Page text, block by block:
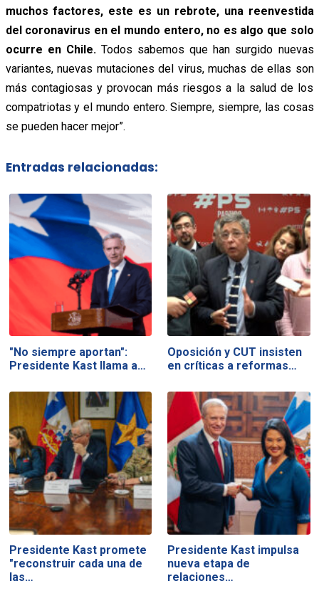
muchos factores, este es un rebrote, una reenvestida
del coronavirus en el mundo entero, no es algo que solo
ocurre en Chile. Todos sabemos que han surgido nuevas
variantes, nuevas mutaciones del virus, muchas de ellas son
más contagiosas y provocan más riesgos a la salud de los
compatriotas y el mundo entero. Siempre, siempre, las cosas
se pueden hacer mejor”.
Entradas relacionadas:
"No siempre aportan":
Presidente Kast llama a…
Oposición y CUT insisten
en críticas a reformas…
Presidente Kast promete
"reconstruir cada una de
las…
Presidente Kast impulsa
nueva etapa de
relaciones…